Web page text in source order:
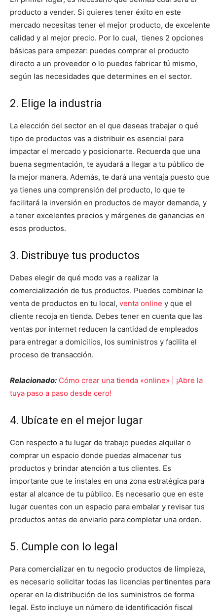
producto a vender. Si quieres tener éxito en este
mercado necesitas tener el mejor producto, de excelente
calidad y al mejor precio. Por lo cual, tienes 2 opciones
básicas para empezar: puedes comprar el producto
directo a un proveedor o lo puedes fabricar tú mismo,
según las necesidades que determines en el sector.
2. Elige la industria
La elección del sector en el que deseas trabajar o qué
tipo de productos vas a distribuir es esencial para
impactar el mercado y posicionarte. Recuerda que una
buena segmentación, te ayudará a llegar a tu público de
la mejor manera. Además, te dará una ventaja puesto que
ya tienes una comprensión del producto, lo que te
facilitará la inversión en productos de mayor demanda, y
a tener excelentes precios y márgenes de ganancias en
esos productos.
3. Distribuye tus productos
Debes elegir de qué modo vas a realizar la
comercialización de tus productos. Puedes combinar la
venta de productos en tu local, venta online y que el
cliente recoja en tienda. Debes tener en cuenta que las
ventas por internet reducen la cantidad de empleados
para entregar a domicilios, los suministros y facilita el
proceso de transacción.
Relacionado: Cómo crear una tienda «online» | ¡Abre la
tuya paso a paso desde cero!
4. Ubícate en el mejor lugar
Con respecto a tu lugar de trabajo puedes alquilar o
comprar un espacio donde puedas almacenar tus
productos y brindar atención a tus clientes. Es
importante que te instales en una zona estratégica para
estar al alcance de tu público. Es necesario que en este
lugar cuentes con un espacio para embalar y revisar tus
productos antes de enviarlo para completar una orden.
5. Cumple con lo legal
Para comercializar en tu negocio productos de limpieza,
es necesario solicitar todas las licencias pertinentes para
operar en la distribución de los suministros de forma
legal. Esto incluye un número de identificación fiscal